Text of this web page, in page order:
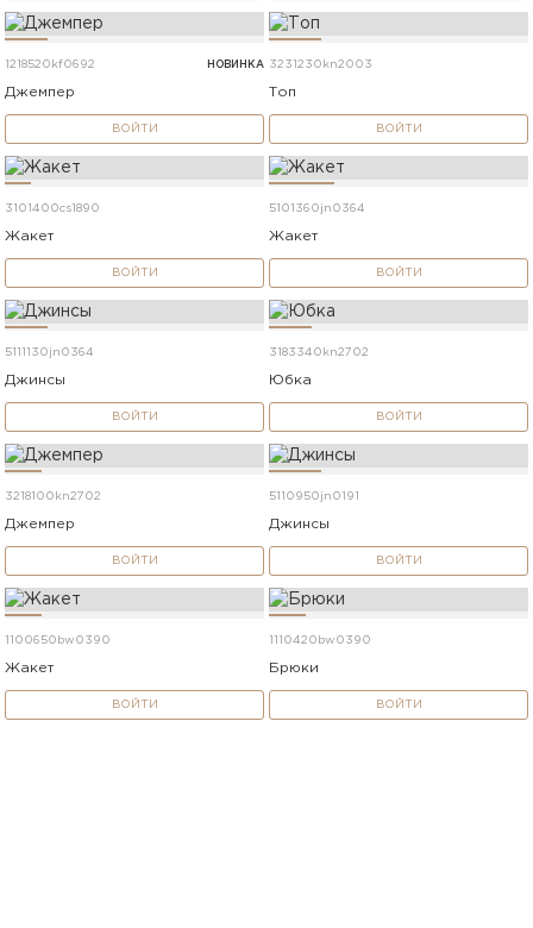
1218520kf0692 НОВИНКА
Джемпер
ВОЙТИ
3231230kn2003
Топ
ВОЙТИ
3101400cs1890
Жакет
ВОЙТИ
5101360jn0364
Жакет
ВОЙТИ
5111130jn0364
Джинсы
ВОЙТИ
3183340kn2702
Юбка
ВОЙТИ
3218100kn2702
Джемпер
ВОЙТИ
5110950jn0191
Джинсы
ВОЙТИ
1100650bw0390
Жакет
ВОЙТИ
1110420bw0390
Брюки
ВОЙТИ